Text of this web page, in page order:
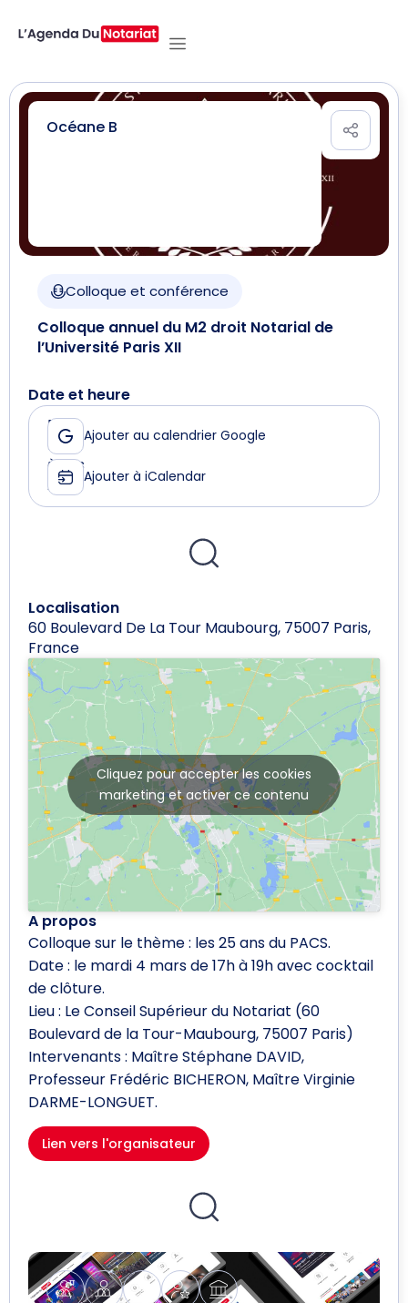
Océane B
Colloque et conférence
Colloque annuel du M2 droit Notarial de
l’Université Paris XII
Date et heure
Le
04
mars
2025
De
17:00
à
19:00
Ajouter au calendrier Google
Ajouter à iCalendar
Localisation
60 Boulevard De La Tour Maubourg, 75007 Paris,
France
Cliquez pour accepter les cookies
marketing et activer ce contenu
A propos
Colloque sur le thème : les 25 ans du PACS.
Date : le mardi 4 mars de 17h à 19h avec cocktail
de clôture.
Lieu : Le Conseil Supérieur du Notariat (60
Boulevard de la Tour-Maubourg, 75007 Paris)
Intervenants : Maître Stéphane DAVID,
Professeur Frédéric BICHERON, Maître Virginie
DARME-LONGUET.
Lien vers l'organisateur